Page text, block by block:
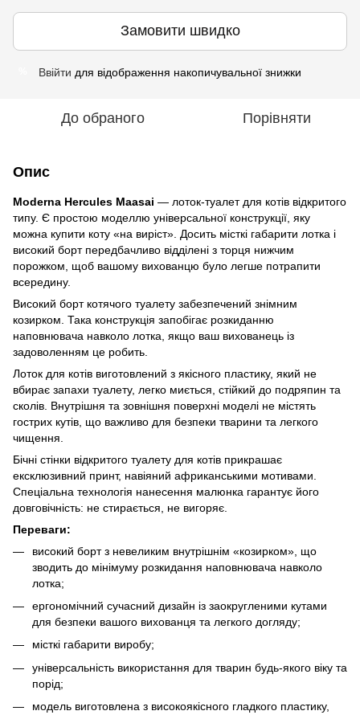
Замовити швидко
Ввійти для відображення накопичувальної знижки
До обраного Порівняти
Опис
Moderna Hercules Maasai — лоток-туалет для котів відкритого
типу. Є простою моделлю універсальної конструкції, яку
можна купити коту «на виріст». Досить місткі габарити лотка і
високий борт передбачливо відділені з торця нижчим
порожком, щоб вашому вихованцю було легше потрапити
всередину.
Високий борт котячого туалету забезпечений знімним
козирком. Така конструкція запобігає розкиданню
наповнювача навколо лотка, якщо ваш вихованець із
задоволенням це робить.
Лоток для котів виготовлений з якісного пластику, який не
вбирає запахи туалету, легко миється, стійкий до подряпин та
сколів. Внутрішня та зовнішня поверхні моделі не містять
гострих кутів, що важливо для безпеки тварини та легкого
чищення.
Бічні стінки відкритого туалету для котів прикрашає
ексклюзивний принт, навіяний африканськими мотивами.
Спеціальна технологія нанесення малюнка гарантує його
довговічність: не стирається, не вигоряє.
Переваги:
високий борт з невеликим внутрішнім «козирком», що
зводить до мінімуму розкидання наповнювача навколо
лотка;
ергономічний сучасний дизайн із заокругленими кутами
для безпеки вашого вихованця та легкого догляду;
місткі габарити виробу;
універсальність використання для тварин будь-якого віку та
порід;
модель виготовлена з високоякісного гладкого пластику,